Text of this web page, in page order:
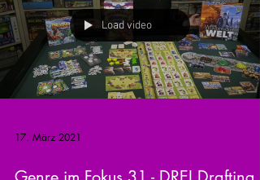
Load video
17. März 2021